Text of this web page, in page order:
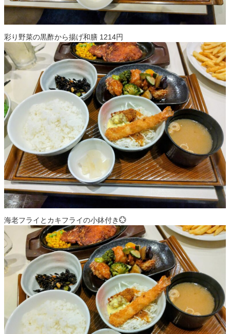
彩り野菜の黒酢から揚げ和膳 1214円
海老フライとカキフライの小鉢付き💮